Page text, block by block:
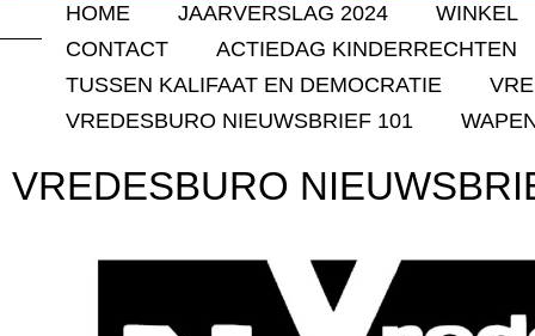
HOME JAARVERSLAG 2024
WINKEL
CONTACT
ACTIEDAG KINDERRECHTEN
TUSSEN KALIFAAT EN DEMOCRATIE
VREDESBURO NIEUWSBRIEF 101
VREDESBURO